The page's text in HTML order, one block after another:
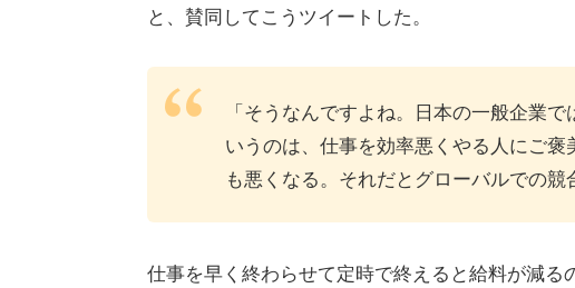
と、賛同してこうツイートした。
「そうなんですよね。日本の一般企業
いうのは、仕事を効率悪くやる人にご
も悪くなる。それだとグローバルでの競
仕事を早く終わらせて定時で終えると給料が減る